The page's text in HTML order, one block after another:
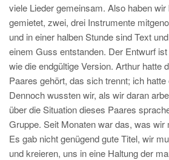
viele Lieder gemeinsam. Also haben
gemietet, zwei, drei Instrumente
und in einer halben Stunde sind Text
einem Guss entstanden. Der Entwurf
wie die endgültige Version. Arthur hatte
Paares gehört, das sich trennt; ich
Dennoch wussten wir, als wir daran
über die Situation dieses Paares
Gruppe. Seit Monaten war das, was wir
Es gab nicht genügend gute Titel, wir
und kreieren, uns in eine Haltung der